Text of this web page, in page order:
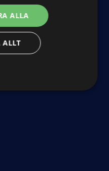
ALLA
ALLT